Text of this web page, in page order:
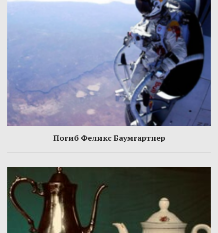
Погиб Феликс Баумгартнер